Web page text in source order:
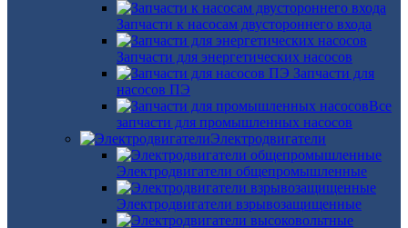
Запчасти к насосам двустороннего входа
Запчасти для энергетических насосов
Запчасти для
насосов ПЭ
Все
запчасти для промышленных насосов
Электродвигатели
Электродвигатели общепромышленные
Электродвигатели взрывозащищенные